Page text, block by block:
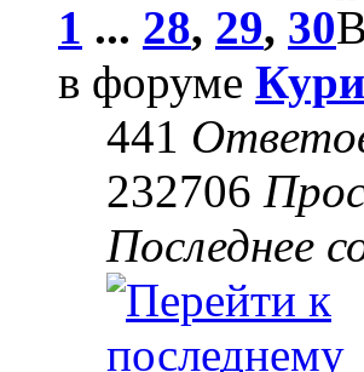
1 ... 28, 29, 30
в форуме
441
232706
Последнее